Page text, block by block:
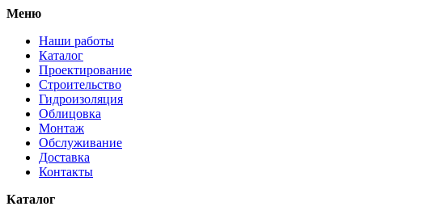
Меню
Наши работы
Каталог
Проектирование
Строительство
Гидроизоляция
Облицовка
Монтаж
Обслуживание
Доставка
Контакты
Каталог